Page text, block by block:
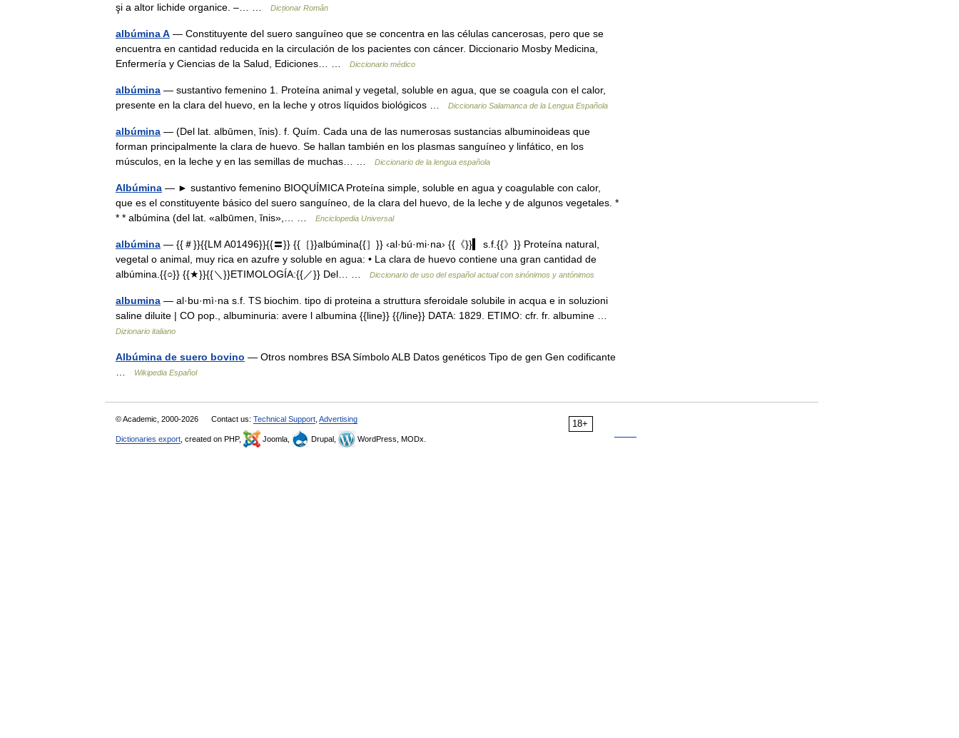
şi a altor lichide organice. –… …
Dicționar Român
albúmina A — Constituyente del suero sanguíneo que se concentra en las células cancerosas, pero que se
encuentra en cantidad reducida en la circulación de los pacientes con cáncer. Diccionario Mosby Medicina,
Enfermería y Ciencias de la Salud, Ediciones… …
Diccionario médico
albúmina — sustantivo femenino 1. Proteína animal y vegetal, soluble en agua, que se coagula con el calor,
presente en la clara del huevo, en la leche y otros líquidos biológicos …
Diccionario Salamanca de la Lengua Española
albúmina — (Del lat. albūmen, ĭnis). f. Quím. Cada una de las numerosas sustancias albuminoideas que
forman principalmente la clara de huevo. Se hallan también en los plasmas sanguíneo y linfático, en los
músculos, en la leche y en las semillas de muchas… …
Diccionario de la lengua española
Albúmina — ► sustantivo femenino BIOQUÍMICA Proteína simple, soluble en agua y coagulable con calor,
que es el constituyente básico del suero sanguíneo, de la clara del huevo, de la leche y de algunos vegetales. *
* * albúmina (del lat. «albūmen, ĭnis»,… …
Enciclopedia Universal
albúmina — {{＃}}{{LM A01496}}{{〓}} {{［}}albúmina{{］}} ‹al·bú·mi·na› {{《}}▍ s.f.{{》}} Proteína natural,
vegetal o animal, muy rica en azufre y soluble en agua: • La clara de huevo contiene una gran cantidad de
albúmina.{{○}} {{★}}{{＼}}ETIMOLOGÍA:{{／}} Del… …
Diccionario de uso del español actual con sinónimos y antónimos
albumina — al·bu·mì·na s.f. TS biochim. tipo di proteina a struttura sferoidale solubile in acqua e in soluzioni
saline diluite | CO pop., albuminuria: avere l albumina {{line}} {{/line}} DATA: 1829. ETIMO: cfr. fr. albumine …
Dizionario italiano
Albúmina de suero bovino — Otros nombres BSA Símbolo ALB Datos genéticos Tipo de gen Gen codificante
Wikipedia Español
18+
© Academic, 2000-2026 Contact us: Technical Support Advertising
Dictionaries export , created on PHP, Joomla, Drupal, WordPress, MODx.